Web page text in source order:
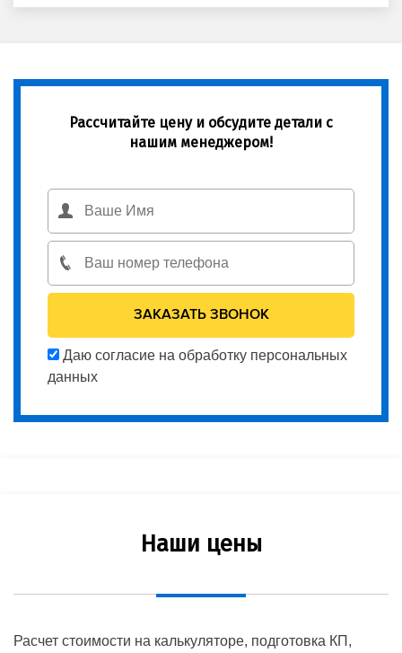
Рассчитайте цену и обсудите детали с
нашим менеджером!
Даю согласие на обработку персональных
данных
Наши цены
Расчет стоимости на калькуляторе, подготовка КП,